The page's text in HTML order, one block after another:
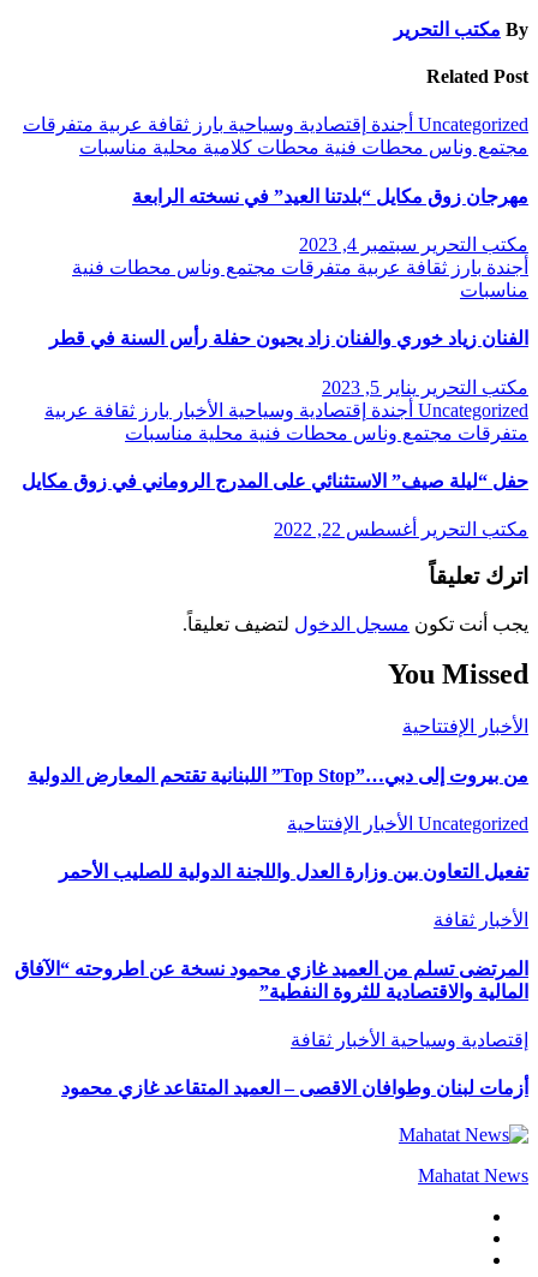
By مكتب التحرير
Related Post
Uncategorized أجندة إقتصادية وسياحية بارز ثقافة عربية متفرقات
مجتمع وناس محطات فنية محطات كلامية محلية مناسبات
مهرجان زوق مكايل “بلدتنا العيد” في نسخته الرابعة
مكتب التحرير سبتمبر 4, 2023
أجندة بارز ثقافة عربية متفرقات مجتمع وناس محطات فنية
مناسبات
الفنان زياد خوري والفنان زاد يحيون حفلة رأس السنة في قطر
مكتب التحرير يناير 5, 2023
Uncategorized أجندة إقتصادية وسياحية الأخبار بارز ثقافة عربية
متفرقات مجتمع وناس محطات فنية محلية مناسبات
حفل “ليلة صيف” الاستثنائي على المدرج الروماني في زوق مكايل
مكتب التحرير أغسطس 22, 2022
اترك تعليقاً
يجب أنت تكون مسجل الدخول لتضيف تعليقاً.
You Missed
الأخبار الإفتتاحية
من بيروت إلى دبي…”Top Stop” اللبنانية تقتحم المعارض الدولية
Uncategorized الأخبار الإفتتاحية
تفعيل التعاون بين وزارة العدل واللجنة الدولية للصليب الأحمر
الأخبار ثقافة
المرتضى تسلم من العميد غازي محمود نسخة عن اطروحته “الآفاق
المالية والاقتصادية للثروة النفطية”
إقتصادية وسياحية الأخبار ثقافة
أزمات لبنان وطوافان الاقصى – العميد المتقاعد غازي محمود
Mahatat News